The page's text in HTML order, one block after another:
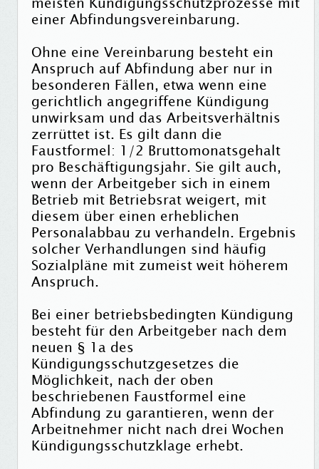
einer Abfindungsvereinbarung.
Ohne eine Vereinbarung besteht ein
Anspruch auf Abfindung aber nur in
besonderen Fällen, etwa wenn eine
gerichtlich angegriffene Kündigung
unwirksam und das Arbeitsverhältnis
zerrüttet ist. Es gilt dann die
Faustformel: 1/2 Bruttomonatsgehalt
pro Beschäftigungsjahr. Sie gilt auch,
wenn der Arbeitgeber sich in einem
Betrieb mit Betriebsrat weigert, mit
diesem über einen erheblichen
Personalabbau zu verhandeln. Ergebnis
solcher Verhandlungen sind häufig
Sozialpläne mit zumeist weit höherem
Anspruch.
Bei einer betriebsbedingten Kündigung
besteht für den Arbeitgeber nach dem
neuen § 1a des
Kündigungsschutzgesetzes die
Möglichkeit, nach der oben
beschriebenen Faustformel eine
Abfindung zu garantieren, wenn der
Arbeitnehmer nicht nach drei Wochen
Kündigungsschutzklage erhebt.